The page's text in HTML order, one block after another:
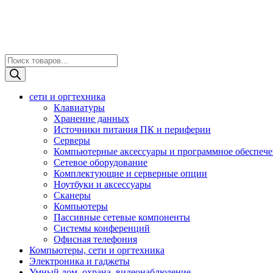
Поиск
товаров
сети и оргтехника
Клавиатуры
Хранение данных
Источники питания ПК и периферии
Серверы
Компьютерные аксессуары и программное
Сетевое оборудование
Комплектующие и серверные опции
Ноутбуки и аксессуары
Сканеры
Компьютеры
Пассивные сетевые компоненты
Системы конференций
Офисная телефония
Компьютеры, сети и оргтехника
Электроника и гаджеты